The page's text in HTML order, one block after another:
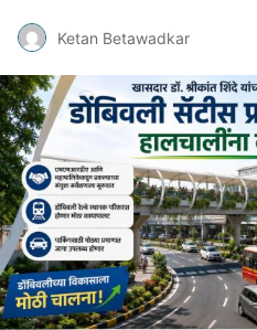
Ketan Betawadkar